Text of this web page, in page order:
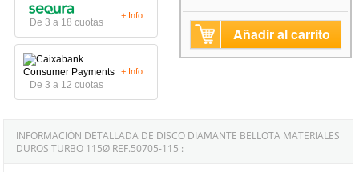
De 3 a 18 cuotas
+ Info
De 3 a 12 cuotas
+ Info
Añadir al carrito
INFORMACIÓN DETALLADA DE DISCO DIAMANTE BELLOTA MATERIALES
DUROS TURBO 115Ø REF.50705-115 :